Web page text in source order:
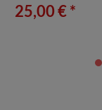
25,00 € *